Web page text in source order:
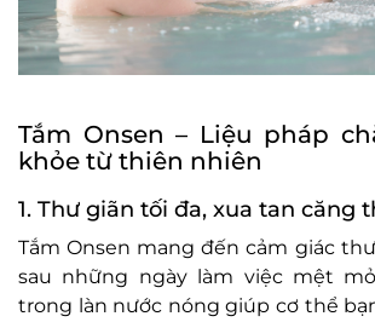
Tắm Onsen – Liệu pháp
khỏe từ thiên nhiên
1. Thư giãn tối đa, xua tan căng
Tắm Onsen mang đến cảm giác
sau những ngày làm việc mệt
trong làn nước nóng giúp cơ thể